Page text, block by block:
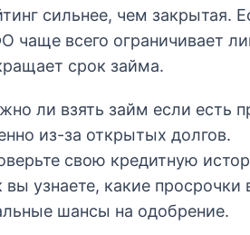
сильнее, чем закрытая.
чаще всего ограничивает
срок займа.
ли взять займ если есть
из-за открытых долгов.
свою кредитную
вы узнаете, какие
шансы на одобрение.